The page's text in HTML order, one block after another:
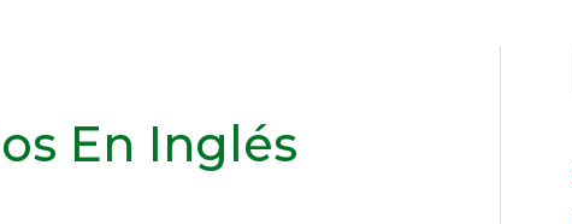
En Inglés